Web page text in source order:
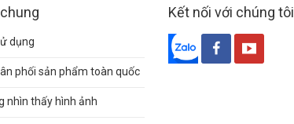
dụng
phối sản phẩm toàn quốc
nhìn thấy hình ảnh
Kết nối với chúng tôi